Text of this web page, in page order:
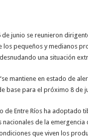
de junio se reunieron
los pequeños y medianos
una situación
mantiene en estado de
base para el próximo 8 de
de Entre Ríos ha adoptado
nacionales de la
que viven los